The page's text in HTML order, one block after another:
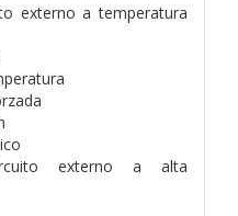
externo a temperatura
externo a alta